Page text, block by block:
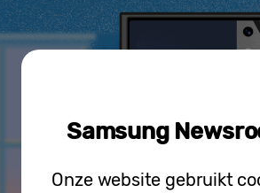
Samsung
Onze website gebruikt